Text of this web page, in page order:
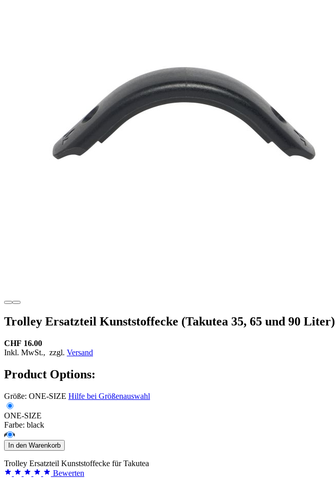
Trolley Ersatzteil Kunststoffecke (Takutea 35, 65 und 90 Liter)
CHF 16.00
Inkl. MwSt., zzgl. Versand
Product Options:
Größe: ONE-SIZE Hilfe bei Größenauswahl
ONE-SIZE
Farbe: black
In den Warenkorb
Trolley Ersatzteil Kunststoffecke für Takutea
Bewerten